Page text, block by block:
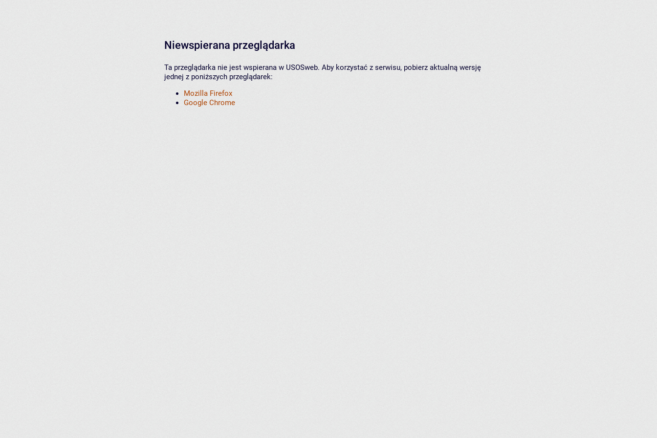
Niewspierana przeglądarka
Ta przeglądarka nie jest wspierana w USOSweb. Aby korzystać z serwisu, pobierz aktualną wersję
jednej z poniższych przeglądarek:
Mozilla Firefox
Google Chrome